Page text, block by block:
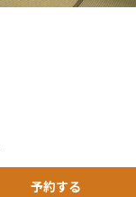
予約する